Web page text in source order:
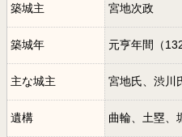
築城主 宮地次政
築城年 元亨年間（
主な城主 宮地氏、渋川
遺構 曲輪、土塁、